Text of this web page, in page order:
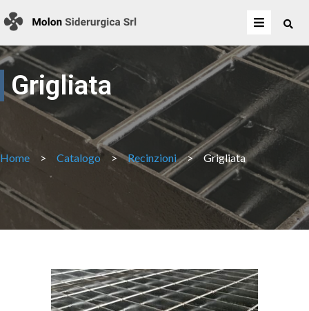
Grigliata
Home > Catalogo > Recinzioni > Grigliata